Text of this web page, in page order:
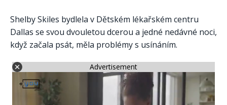
Shelby Skiles bydlela v Dětském lékařském centru
Dallas se svou dvouletou dcerou a jedné nedávné noci,
když začala psát, měla problémy s usínáním.
Advertisement